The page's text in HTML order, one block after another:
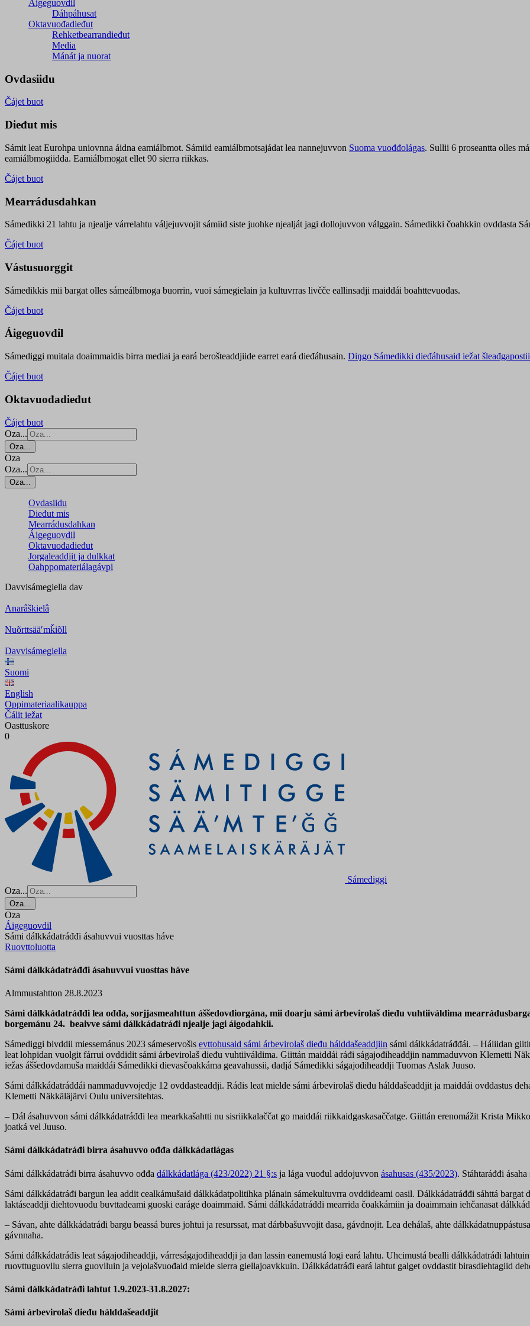
Áigeguovdil
Dáhpáhusat
Oktavuođadieđut
Rehketbearrandieđut
Media
Mánát ja nuorat
Ovdasiidu
Čájet buot
Dieđut mis
Sámit leat Eurohpa uniovnna áidna eamiálbmot. Sámiid eamiálbmotsajádat lea nannejuvvon Suoma vuođđolágas. Sullii 6 proseantta olles
eamiálbmogiidda. Eamiálbmogat ellet 90 sierra riikkas.
Čájet buot
Mearrádusdahkan
Sámedikki 21 lahtu ja njealje várrelahtu váljejuvvojit sámiid siste juohke njealját jagi dollojuvvon válggain. Sámedikki čoahkkin ovddasta
Čájet buot
Vástusuorggit
Sámedikkis mii bargat olles sámeálbmoga buorrin, vuoi sámegielain ja kultuvrras livčče eallinsadji maiddái boahttevuođas.
Čájet buot
Áigeguovdil
Sámediggi muitala doaimmaidis birra mediai ja eará berošteaddjiide earret eará dieđáhusain. Diŋgo Sámedikki dieđáhusaid iežat šleađgapostii
Čájet buot
Oktavuođadieđut
Čájet buot
Oza...
Oza...
Oza
Oza...
Oza...
Ovdasiidu
Dieđut mis
Mearrádusdahkan
Áigeguovdil
Oktavuođadieđut
Jorgaleaddjit ja dulkkat
Oahppomateriálagávpi
Davvisámegiella dav
Anarâškielâ
Nuõrttsääʹmǩiõll
Davvisámegiella
Suomi
English
Oppimateriaalikauppa
Čálit iežat
Oasttuskore
0
Sámediggi
Oza...
Oza...
Oza
Áigeguovdil
Sámi dálkkádatráđđi ásahuvvui vuosttas háve
Ruovttoluotta
Sámi dálkkádatráđđi ásahuvvui vuosttas háve
Almmustahtton 28.8.2023
Sámi dálkkádatráđđi lea ođđa, sorjjasmeahttun áššedovdiorgána, mii doarju sámi árbevirolaš dieđu vuhtiiváldima
borgemánu 24. beaivve sámi dálkkádatráđi njealje jagi áigodahkii.
Sámediggi bivddii miessemánus 2023 sámeservošis evttohusaid sámi árbevirolaš dieđu hálddašeaddjiin sámi dálkkádatráđđái. – Háliidan
leat lohpidan vuolgit fárrui ovddidit sámi árbevirolaš dieđu vuhtiiváldima. Giittán maiddái ráđi ságajođiheaddjin nammaduvvon Klemetti
iežas áššedovdamuša maiddái Sámedikki dievasčoakkáma geavahussii, dadjá Sámedikki ságajođiheaddji Tuomas Aslak Juuso.
Sámi dálkkádatráđđái nammaduvvojedje 12 ovddasteaddji. Ráđis leat mielde sámi árbevirolaš dieđu hálddašeaddjit ja maiddái ovddastus
Klemetti Näkkäläjärvi Oulu universitehtas.
– Dál ásahuvvon sámi dálkkádatráđđi lea mearkkašahtti nu sisriikkalaččat go maiddái riikkaidgaskasaččatge. Giittán erenomážit Krista
joatká vel Juuso.
Sámi dálkkádatráđi birra ásahuvvo ođđa dálkkádatlágas
Sámi dálkkádatráđi birra ásahuvvo ođđa dálkkádatlága (423/2022) 21 §:s ja lága vuođul addojuvvon ásahusas (435/2023). Stáhtaráđđi
Sámi dálkkádatráđi bargun lea addit cealkámušaid dálkkádatpolitihka plánain sámekultuvrra ovddideami oasil. Dálkkádatráđđi sáhttá
laktáseaddji diehtovuođu buvttadeami guoski earáge doaimmaid. Sámi dálkkádatráđđi mearrida čoakkámiin ja doaimmain iehčanasat
– Sávan, ahte dálkkádatráđi bargu beassá bures johtui ja resurssat, mat dárbbašuvvojit dasa, gávdnojit. Lea dehálaš, ahte
gávnnaha.
Sámi dálkkádatráđis leat ságajođiheaddji, várreságajođiheaddji ja dan lassin eanemustá logi eará lahtu. Uhcimustá bealli dálkkádatráđi
ruovttuguovllu sierra guovlluin ja vejolašvuođaid mielde sierra giellajoavkkuin. Dálkkádatráđi eará lahtut galget ovddastit birasdiehtagiid
Sámi dálkkádatráđi lahtut 1.9.2023-31.8.2027:
Sámi árbevirolaš dieđu hálddašeaddjit